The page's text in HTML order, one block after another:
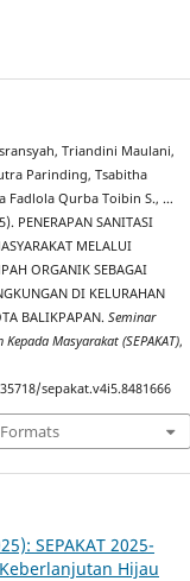
Triandini Maulani,
Parinding, Tsabitha
Fadlola Qurba Toibin S., …
PENERAPAN SANITASI
MELALUI
ORGANIK SEBAGAI
DI KELURAHAN
BALIKPAPAN.Seminar
Masyarakat (SEPAKAT),
sepakat.v4i5.8481666
SEPAKAT 2025-
Hijau